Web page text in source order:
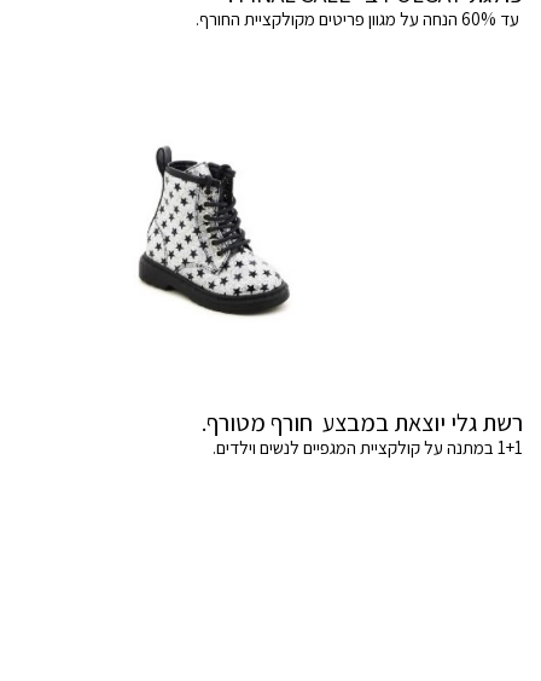
עד 60% הנחה על מגוון פריטים מקולקציית החורף.
רשת גלי יוצאת במבצע חורף מטורף.
1+1 במתנה על קולקציית המגפיים לנשים וילדים.